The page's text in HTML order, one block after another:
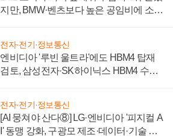
지만, BMW·벤츠보다 높은 공임비에 소비
전자·전기·정보통신
엔비디아 '루빈 울트라'에도 HBM4 탑재
검토, 삼성전자·SK하이닉스 HBM4 수율
전자·전기·정보통신
[AI 뭉쳐야 산다⑧] LG·엔비디아 '피지컬 A
I' 동맹 강화, 구광모 제조·데이터·기술 결